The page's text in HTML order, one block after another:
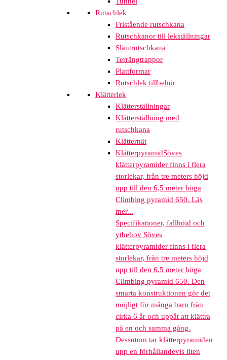
Rutschlek
Fristående rutschkana
Rutschkanor till lekställningar
Släntrutschkana
Terrängtrappor
Plattformar
Rutschlek tillbehör
Klätterlek
Klätterställningar
Klätterställning med
rutschkana
Klätternät
KlätterpyramidSöves
klätterpyramider finns i flera
storlekar, från tre meters höjd
upp till den 6,5 meter höga
Climbing pyramid 650. Läs
mer...
Specifikationer, fallhöjd och
ytbehov Söves
klätterpyramider finns i flera
storlekar, från tre meters höjd
upp till den 6,5 meter höga
Climbing pyramid 650. Den
smarta konstruktionen gör det
möjligt för många barn från
cirka 6 år och uppåt att klättra
på en och samma gång.
Dessutom tar klätterpyramiden
upp en förhållandevis liten